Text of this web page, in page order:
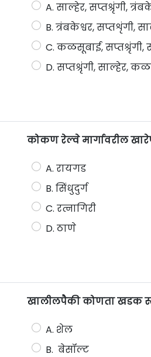
A. साल्हेर, सप्तश्रृंगी,
B. त्रंबकेश्वर, सप्तशृंगी,
C. कळसूबाई, सप्तश्रृंगी,
D. सप्तश्रृंगी, साल्हेर,
कोकण रेल्वे मार्गावरील
A. रायगड
B. सिंधुदुर्ग
C. रत्नागिरी
D. ठाणे
खालीलपैकी कोणता खडक
A. शेल
B. बेसॉल्ट